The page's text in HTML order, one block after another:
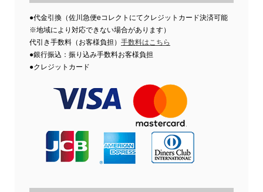
●代金引換（佐川急便eコレクトにてクレジットカード決済可能
※地域により対応できない場合があります）
代引き手数料（お客様負担） 手数料はこちら
●銀行振込：振り込み手数料お客様負担
●クレジットカード